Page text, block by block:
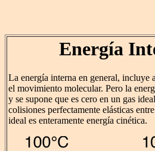
Energía
La energía interna en general, incluye
el movimiento molecular. Pero la
y se supone que es cero en un gas
colisiones perfectamente elásticas
ideal es enteramente energía cinética.